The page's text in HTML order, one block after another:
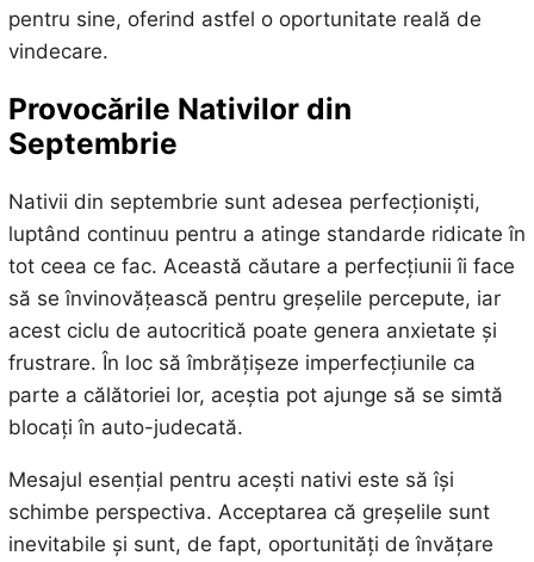
pentru sine, oferind astfel o oportunitate reală de
vindecare.
Provocările Nativilor din
Septembrie
Nativii din septembrie sunt adesea perfecționiști,
luptând continuu pentru a atinge standarde ridicate în
tot ceea ce fac. Această căutare a perfecțiunii îi face
să se învinovățească pentru greșelile percepute, iar
acest ciclu de autocritică poate genera anxietate și
frustrare. În loc să îmbrățișeze imperfecțiunile ca
parte a călătoriei lor, aceștia pot ajunge să se simtă
blocați în auto-judecată.
Mesajul esențial pentru acești nativi este să își
schimbe perspectiva. Acceptarea că greșelile sunt
inevitabile și sunt, de fapt, oportunități de învățare